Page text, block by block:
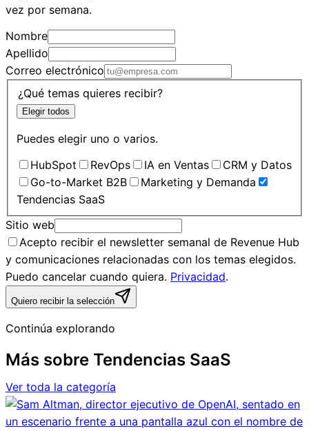
vez por semana.
Nombre
Apellido
Correo electrónico
¿Qué temas quieres recibir?
Elegir todos
Puedes elegir uno o varios.
HubSpot
RevOps IA en Ventas
CRM y Datos
Go-to-Market B2B
Marketing y Demanda
Tendencias SaaS
Sitio web
Acepto recibir el newsletter semanal de Revenue Hub
y comunicaciones relacionadas con los temas elegidos.
Puedo cancelar cuando quiera. Privacidad.
Quiero recibir la selección
Continúa explorando
Más sobre Tendencias SaaS
Ver toda la categoría